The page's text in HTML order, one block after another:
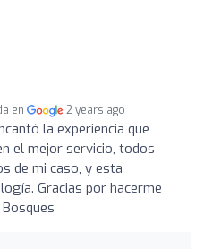
en 2 years ago
la experiencia que
el mejor servicio, todos
de mi caso, y esta
Gracias por hacerme